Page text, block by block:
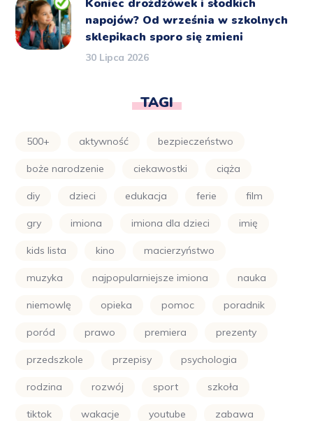
Koniec drożdżówek i słodkich
napojów? Od września w szkolnych
sklepikach sporo się zmieni
30 Lipca 2026
TAGI
500+ aktywność bezpieczeństwo
boże narodzenie ciekawostki ciąża
diy dzieci edukacja ferie film
gry imiona imiona dla dzieci imię
kids lista kino macierzyństwo
muzyka najpopularniejsze imiona nauka
niemowlę opieka pomoc poradnik
poród prawo premiera prezenty
przedszkole przepisy psychologia
rodzina rozwój sport szkoła
tiktok wakacje youtube zabawa